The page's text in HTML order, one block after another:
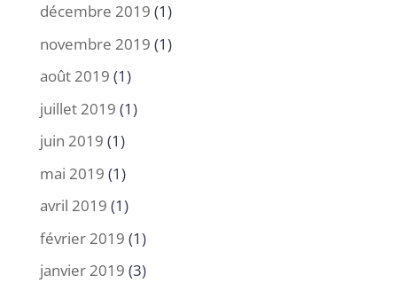
décembre 2019 (1)
novembre 2019 (1)
août 2019 (1)
juillet 2019 (1)
juin 2019 (1)
mai 2019 (1)
avril 2019 (1)
février 2019 (1)
janvier 2019 (3)